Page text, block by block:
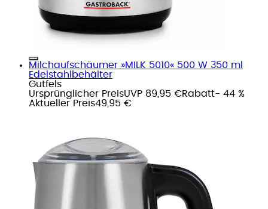
Milchaufschäumer »MILK 5010« 500 W 350 ml
Edelstahlbehälter
Gutfels
Ursprünglicher PreisUVP 89,95 €Rabatt- 44 %
Aktueller Preis49,95 €